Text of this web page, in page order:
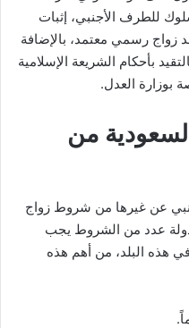
للطرف الأجنبي، إثبات
زواج رسمي معتمد، بالإضافة
بأحكام الشريعة الإسلامية
بوزارة العدل.
من
عن غيرها من شروط زواج
عدد من الشروط يجب
هذه البلد، من أهم هذه